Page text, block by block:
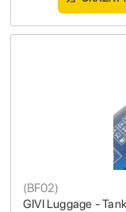
GIVI Luggage -
(BF02)